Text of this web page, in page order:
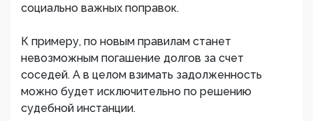
социально важных поправок.
К примеру, по новым правилам станет
невозможным погашение долгов за счет
соседей. А в целом взимать задолженность
можно будет исключительно по решению
судебной инстанции.